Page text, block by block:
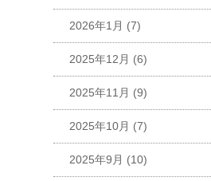
2026年1月 (7)
2025年12月 (6)
2025年11月 (9)
2025年10月 (7)
2025年9月 (10)